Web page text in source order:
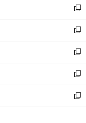
く
で
開
く
ド
ウ
で
開
く
ィ
ン
ド
ウ
で
開
く
い
ウ
ィ
ン
ド
ウ
で
開
く
新
し
い
ウ
ィ
ン
ド
ウ
で
開
新
し
い
ウ
ィ
ン
ド
ウ
新
し
い
ウ
ィ
ン
新
し
い
ウ
新
し